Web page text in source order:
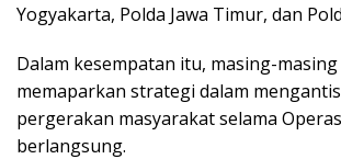
Yogyakarta, Polda Jawa Timur, dan
Dalam kesempatan itu, masing-
memaparkan strategi dalam
pergerakan masyarakat selama
berlangsung.